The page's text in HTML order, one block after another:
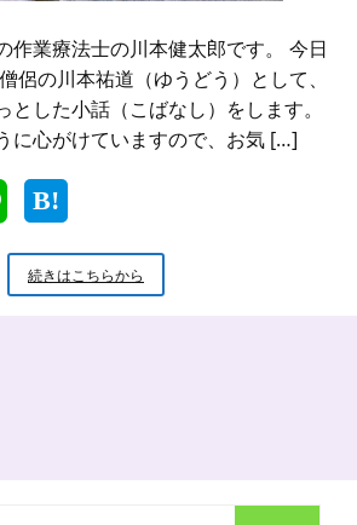
方
法
作業療法士の川本健太郎です。 今日
侶の川本祐道（ゆうどう）として、
とした小話（こばなし）をします。
に心がけていますので、お気 […]
続きはこちらから
米